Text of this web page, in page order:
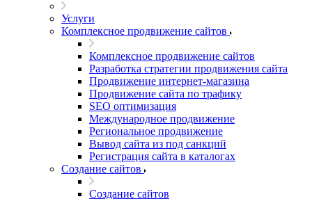
Услуги
Комплексное продвижение сайтов
Комплексное продвижение сайтов
Разработка стратегии продвижения сайта
Продвижение интернет-магазина
Продвижение сайта по трафику
SEO оптимизация
Международное продвижение
Региональное продвижение
Вывод сайта из под санкций
Регистрация сайта в каталогах
Создание сайтов
Создание сайтов